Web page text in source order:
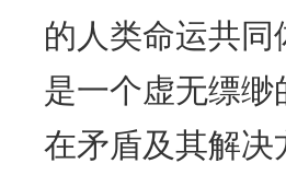
的人类命运共
是一个虚无缥
在矛盾及其解决